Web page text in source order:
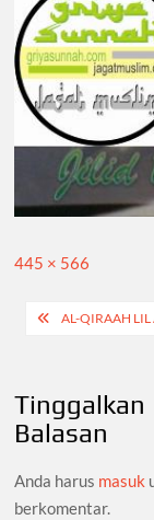
Full
445 × 566
Navigasi
AL-QIRAAH LIL
Tinggalkan
Balasan
Anda harus masuk
berkomentar.